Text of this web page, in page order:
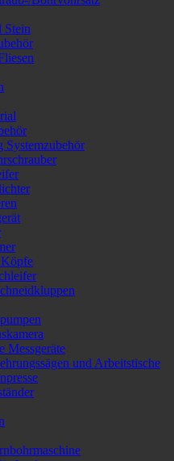
Stein
Systemzubehör
Messgeräte
und Arbeitstische